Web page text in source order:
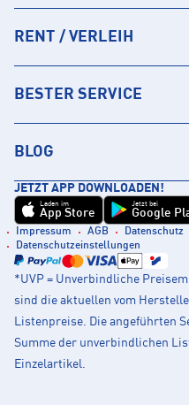
RENT / VERLEIH
BESTER SERVICE
BLOG
JETZT APP DOWNLOADEN!
Laden im
App Store
Jetzt bei
Google
Impressum AGB Datenschutz
Datenschutzeinstellungen
*UVP = Unverbindliche
sind die aktuellen vom
Listenpreise. Die angeführten
Summe der unverbindlichen
Einzelartikel.